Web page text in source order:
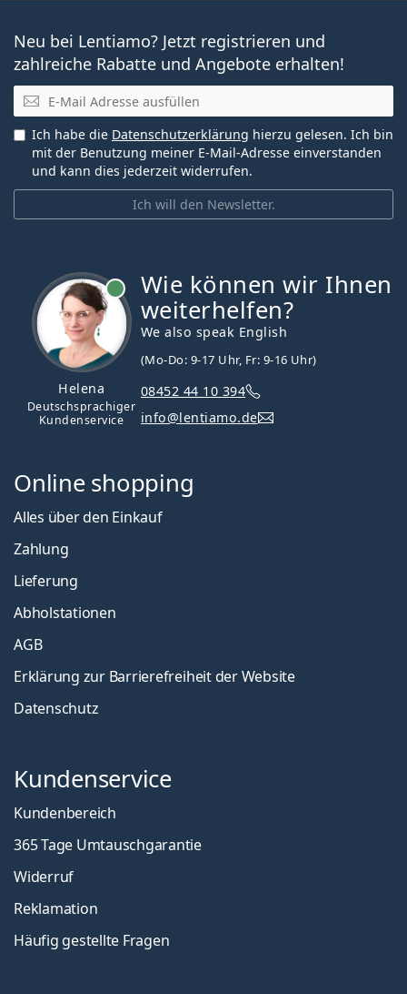
Neu bei Lentiamo? Jetzt registrieren und
zahlreiche Rabatte und Angebote erhalten!
E-Mail
Ich will den Newsletter.
Ich habe die Datenschutzerklärung hierzu gelesen. Ich bin
mit der Benutzung meiner E-Mail-Adresse einverstanden
und kann dies jederzeit widerrufen.
Helena
Deutschsprachiger
Kundenservice
Wie können wir Ihnen
weiterhelfen?
We also speak English
(Mo-Do: 9-17 Uhr, Fr: 9-16 Uhr)
08452 44 10 394
info@lentiamo.de
Online shopping
Alles über den Einkauf
Zahlung
Lieferung
Abholstationen
AGB
Erklärung zur Barrierefreiheit der Website
Datenschutz
Kundenservice
Kundenbereich
365 Tage Umtauschgarantie
Widerruf
Reklamation
Häufig gestellte Fragen